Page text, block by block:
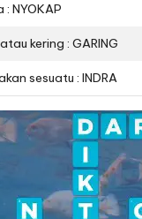
: NYOKAP
kering : GARING
sesuatu : INDRA